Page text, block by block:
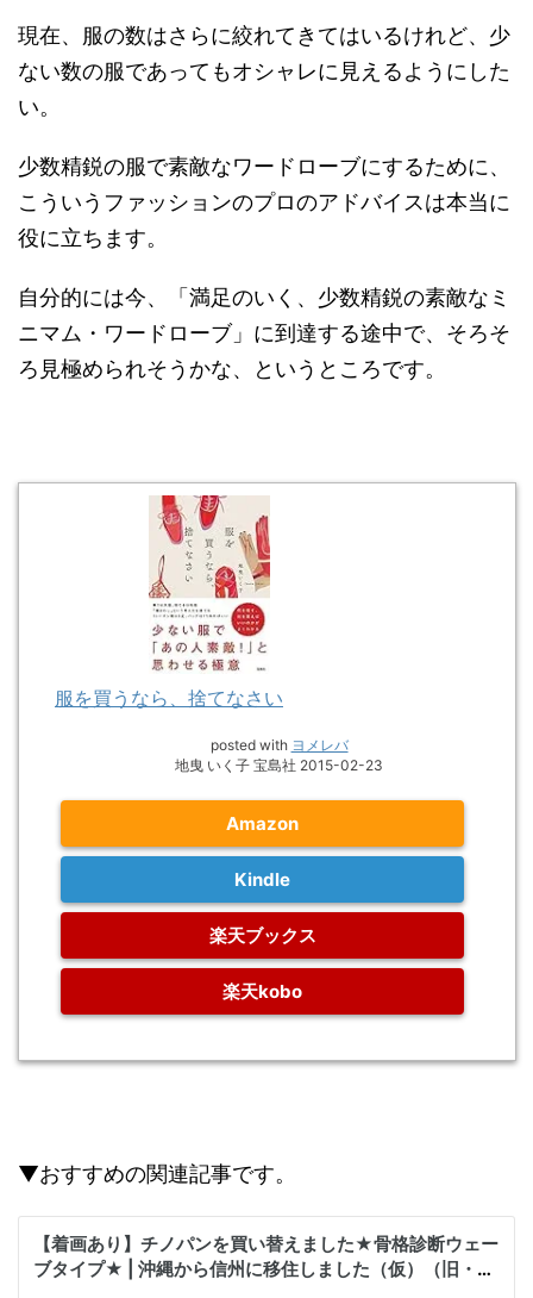
現在、服の数はさらに絞れてきてはいるけれど、少
ない数の服であってもオシャレに見えるようにした
い。
少数精鋭の服で素敵なワードローブにするために、
こういうファッションのプロのアドバイスは本当に
役に立ちます。
自分的には今、「満足のいく、少数精鋭の素敵なミ
ニマム・ワードローブ」に到達する途中で、そろそ
ろ見極められそうかな、というところです。
服を買うなら、捨てなさい
posted with ヨメレバ
地曳 いく子 宝島社 2015-02-23
Amazon
Kindle
楽天ブックス
楽天kobo
▼おすすめの関連記事です。